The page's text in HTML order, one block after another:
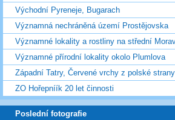
Východní Pyreneje, Bugarach
Významná nechráněná území Prostějovska
Významné lokality a rostliny na střední
Významné přírodní lokality okolo Plumlova
Západní Tatry, Červené vrchy z polské
ZO Hořepníík 20 let činnosti
Poslední fotografie